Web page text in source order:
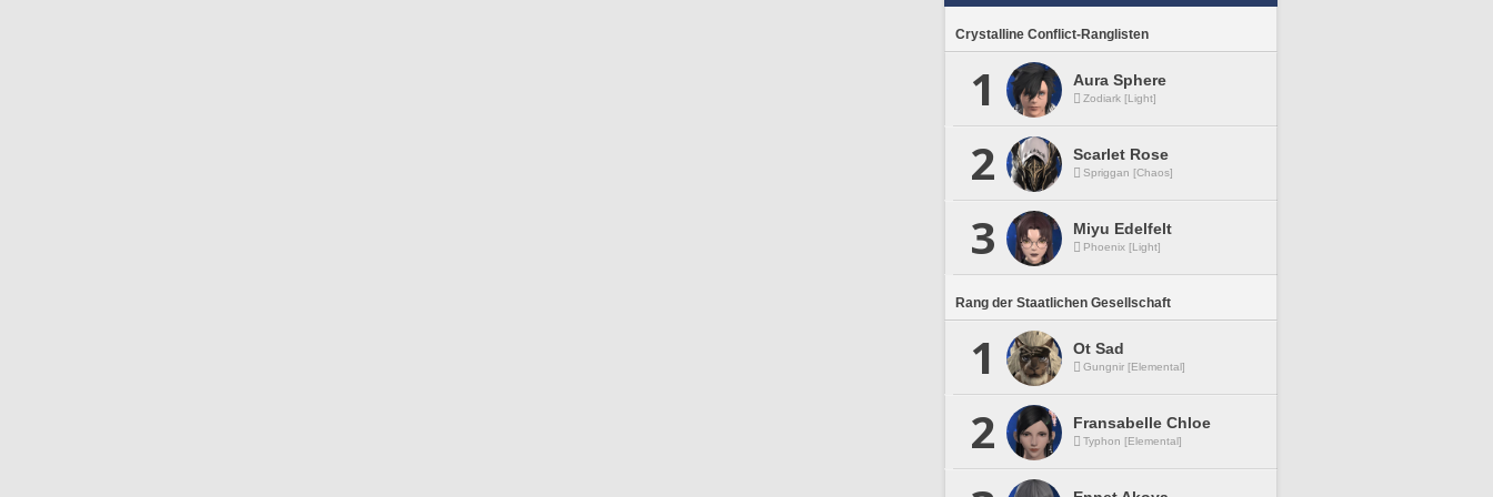
Crystalline Conflict-Ranglisten
1 Aura Sphere
Zodiark [Light]
2 Scarlet Rose
Spriggan [Chaos]
3 Miyu Edelfelt
Phoenix [Light]
Rang der Staatlichen Gesellschaft
1 Ot Sad
Gungnir [Elemental]
2 Fransabelle Chloe
Typhon [Elemental]